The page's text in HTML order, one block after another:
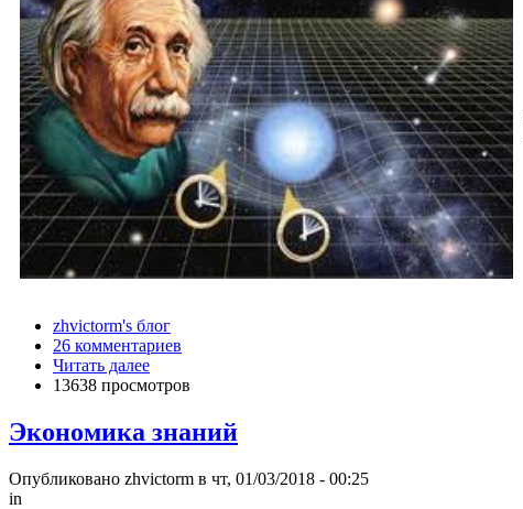
zhvictorm's блог
26 комментариев
Читать далее
13638 просмотров
Экономика знаний
Опубликовано zhvictorm в чт, 01/03/2018 - 00:25
in